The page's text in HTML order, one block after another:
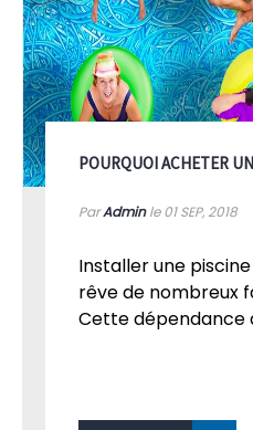
POURQUOI ACHETER
ParAdminle 01SEP, 2018
Installer une
rêve de nombreux
Cette dépendance